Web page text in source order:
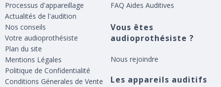
Processus d'appareillage
Actualités de l'audition
Nos conseils
Votre audioprothésiste
Plan du site
Mentions Légales
Politique de Confidentialité
Conditions Génerales de Vente
FAQ Aides Auditives
Vous êtes
audioprothésiste ?
Nous rejoindre
Les appareils auditifs